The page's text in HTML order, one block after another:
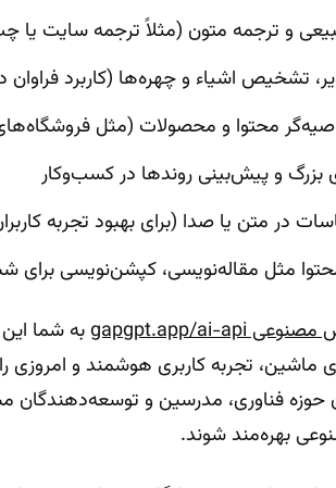
و ترجمه متون (مثلاً ترجمه سایت یا
تشخیص اشیاء و چهره‌ها (کاربرد
محتوا و محصولات (مثل فروشگاه‌های
بزرگ و پیش‌بینی روندها در کسب‌وکار
متن یا صدا (برای بهبود تجربه کاربران
مثل مقاله‌نویسی، کپشن‌نویسی برای
به شما
ماشین، تجربه کاربری هوشمند و امروزی
حوزه فناوری، مدرسین و توسعه‌دهندگان